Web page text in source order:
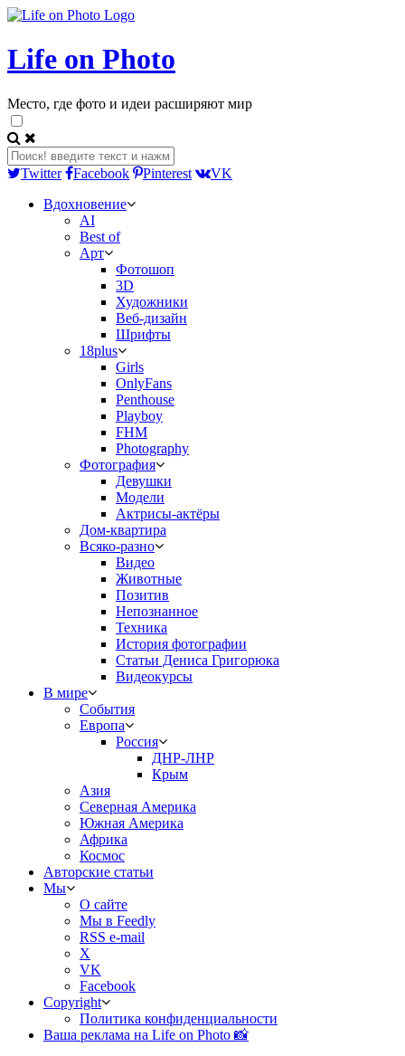
Life on Photo
Место, где фото и идеи расширяют мир
Twitter Facebook Pinterest
VK
Вдохновение
AI
Best of
Арт
Фотошоп
3D
Художники
Веб-дизайн
Шрифты
18plus
Girls
OnlyFans
Penthouse
Playboy
FHM
Photography
Фотография
Девушки
Модели
Актрисы-актёры
Дом-квартира
Всяко-разно
Видео
Животные
Позитив
Непознанное
Техника
История фотографии
Статьи Дениса Григорюка
Видеокурсы
В мире
События
Европа
Россия
ДНР-ЛНР
Крым
Азия
Северная Америка
Южная Америка
Африка
Космос
Авторские статьи
Мы
О сайте
Мы в Feedly
RSS e-mail
X
VK
Facebook
Copyright
Политика конфиденциальности
Ваша реклама на Life on Photo 📸